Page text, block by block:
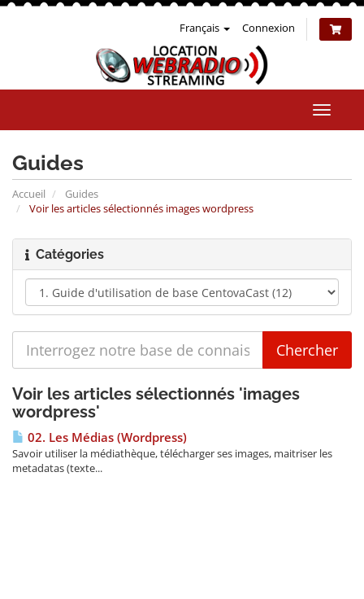
Français Connexion
la
Guides
Accueil
Guides
Voir les articles sélectionnés images wordpress
Catégories
Voir les articles sélectionnés 'images
wordpress'
02. Les Médias (Wordpress)
Savoir utiliser la médiathèque, télécharger ses images, maitriser les
metadatas (texte...